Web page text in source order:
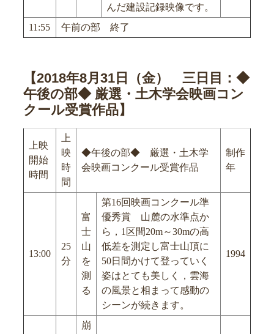
んだ建設記録映像です。
11:55 午前の部 終了
【2018年8月31日（金） 三日目：◆
午後の部◆ 厳選・土木学会映画コン
クール受賞作品】
上映
開始
時間
上
映
時
間
◆午後の部◆ 厳選・土木学
会映画コンクール受賞作品
制作
年
13:00
25
分
富
士
山
を
測
る
第16回映画コンクール準
優秀賞 山麓の水準点か
ら，1区間20m～30mの高
低差を測定し富士山頂に
50日間かけて登っていく
姿はとても美しく，雲海
の風景と相まって感動の
シーンが続きます。
1994
崩